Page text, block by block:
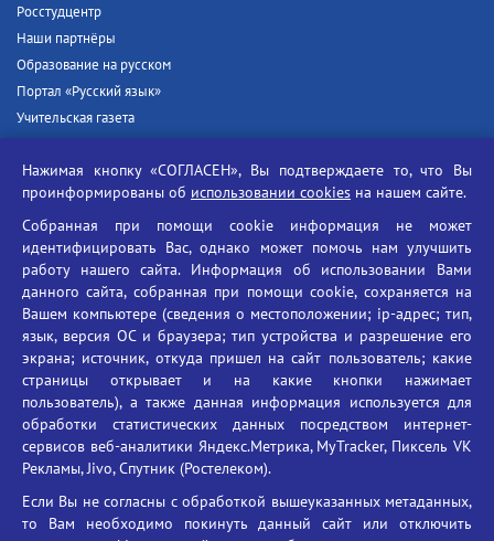
Росстудцентр
Наши партнёры
Образование на русском
Портал «Русский язык»
Учительская газета
Единый портал государственных услуг
Противодействие угрозам информационной безопасности
Социальные ролики - Генеральная прокуратура РФ
Противодействие коррупции
БГУ против наркотиков
Брянский государственный университет
имени академика И.Г. Петровского
Время работы: пн-пт 09:00-18:00
E-mail: bryanskgu@mail.ru
Телефон: +7(4832)58-90-85
Нажимая кнопку «СОГЛАСЕН», Вы подтверждаете то, что Вы
проинформированы об использовании cookies на нашем сайте.
Собранная при помощи cookie информация не может
идентифицировать Вас, однако может помочь нам улучшить
работу нашего сайта. Информация об использовании Вами
данного сайта, собранная при помощи cookie, сохраняется на
Вашем компьютере (сведения о местоположении; ip-адрес; тип,
язык, версия ОС и браузера; тип устройства и разрешение его
экрана; источник, откуда пришел на сайт пользователь; какие
страницы открывает и на какие кнопки нажимает
пользователь), а также данная информация используется для
обработки статистических данных посредством интернет-
сервисов веб-аналитики Яндекс.Метрика, MyTracker, Пиксель VK
Рекламы, Jivo, Спутник (Ростелеком).
Если Вы не согласны с обработкой вышеуказанных метаданных,
то Вам необходимо покинуть данный сайт или отключить